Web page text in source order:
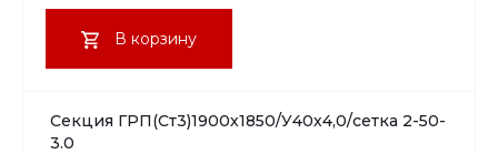
В корзину
Секция ГРП(Ст3)1900х1850/У40х4,0/сетка 2-50-
3.0